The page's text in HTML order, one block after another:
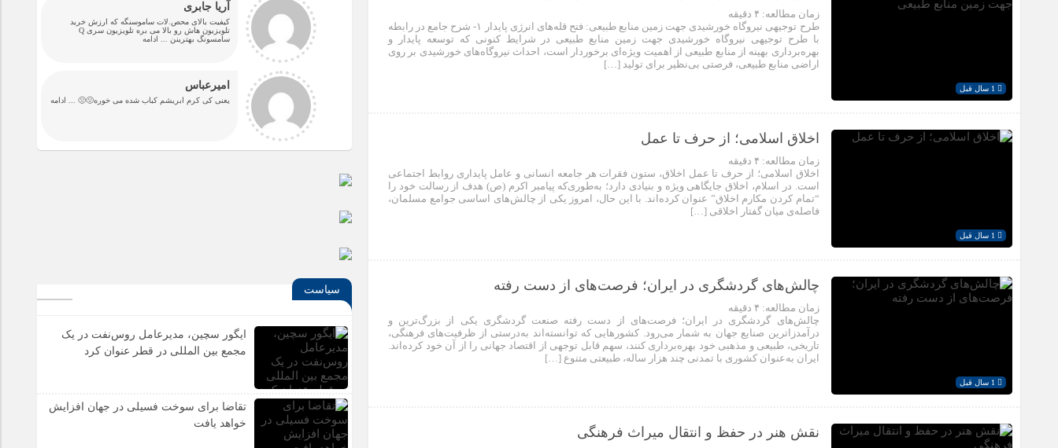
زمان مطالعه: ۴ دقیقه
طرح توجیهی نیروگاه خورشیدی جهت زمین منابع طبیعی: فتح قله‌های انرژی پایدار ۱- شرح جامع در رابطه
با طرح توجیهی نیروگاه خورشیدی جهت زمین منابع طبیعی در شرایط کنونی که توسعه پایدار و
بهره‌برداری بهینه از منابع طبیعی از اهمیت ویژه‌ای برخوردار است، احداث نیروگاه‌های خورشیدی بر روی
اراضی منابع طبیعی، فرصتی بی‌نظیر برای تولید […]
اخلاق اسلامی؛ از حرف تا عمل
زمان مطالعه: ۴ دقیقه
اخلاق اسلامی؛ از حرف تا عمل اخلاق، ستون فقرات هر جامعه انسانی و عامل پایداری روابط اجتماعی
است. در اسلام، اخلاق جایگاهی ویژه و بنیادی دارد؛ به‌طوری‌که پیامبر اکرم (ص) هدف از رسالت خود را
“تمام کردن مکارم اخلاق” عنوان کرده‌اند. با این حال، امروز یکی از چالش‌های اساسی جوامع مسلمان،
فاصله‌ی میان گفتار اخلاقی […]
چالش‌های گردشگری در ایران؛ فرصت‌های از دست رفته
زمان مطالعه: ۴ دقیقه
چالش‌های گردشگری در ایران؛ فرصت‌های از دست رفته صنعت گردشگری یکی از بزرگ‌ترین و
درآمدزاترین صنایع جهان به شمار می‌رود. کشورهایی که توانسته‌اند به‌درستی از ظرفیت‌های فرهنگی،
تاریخی، طبیعی و مذهبی خود بهره‌برداری کنند، سهم قابل توجهی از اقتصاد جهانی را از آن خود کرده‌اند.
ایران به‌عنوان کشوری با تمدنی چند هزار ساله، طبیعتی متنوع […]
نقش هنر در حفظ و انتقال میراث فرهنگی
آریا جابری
کیفیت بالای محص.لات ساموسنگه که ارزش خرید
تلویزیون هاش رو بالا می بره تلویزیون سری Q
سامسونگ بهترینن
... ادامه
امیرعباس
یعنی کی کرم ابریشم کباب شده می خوره🤢🤢 ... ادامه
سیاست
ایگور سچین، مدیرعامل روس‌نفت در یک
مجمع بین المللی در قطر عنوان کرد
تقاضا برای سوخت فسیلی در جهان افزایش
خواهد یافت